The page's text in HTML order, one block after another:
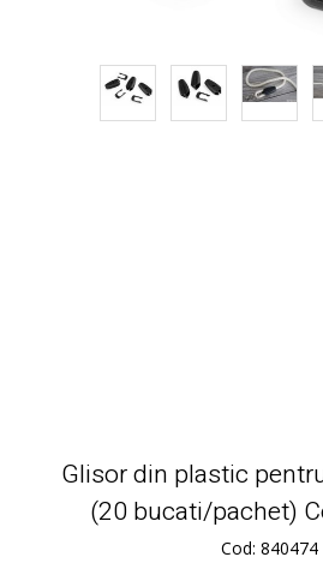
Glisor din plastic
(20 bucati/pachet)
Cod: 840474